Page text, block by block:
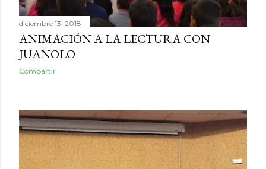
diciembre 13, 2018
ANIMACIÓN A LA LECTURA CON
JUANOLO
Compartir